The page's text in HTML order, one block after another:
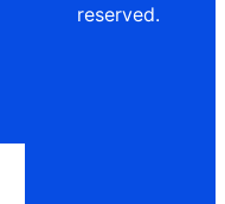
reserved.